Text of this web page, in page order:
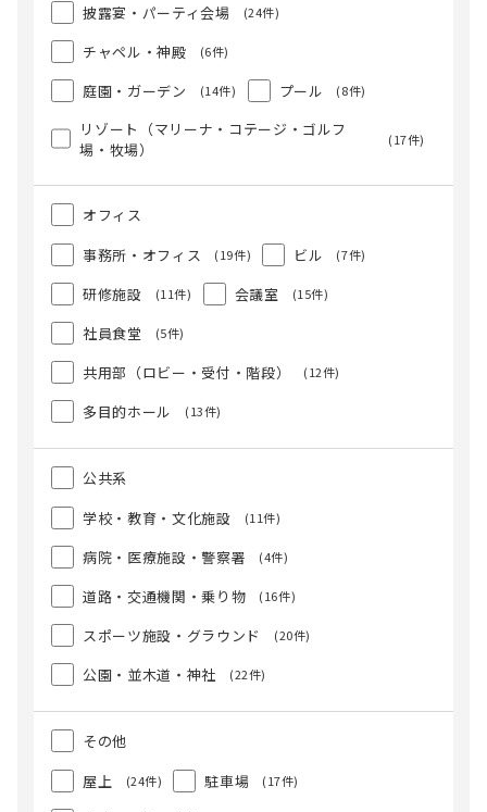
披露宴・パーティ会場 (24件)
チャペル・神殿 (6件)
庭園・ガーデン (14件) プール (8件)
リゾート（マリーナ・コテージ・ゴルフ
場・牧場）
(17件)
オフィス
事務所・オフィス
(19件) ビル (7件)
研修施設 (11件) 会議室 (15件)
社員食堂 (5件)
共用部（ロビー・受付・階段） (12件)
多目的ホール (13件)
公共系
学校・教育・文化施設
(11件)
病院・医療施設・警察署 (4件)
道路・交通機関・乗り物 (16件)
スポーツ施設・グラウンド (20件)
公園・並木道・神社 (22件)
その他
屋上
(24件) 駐車場 (17件)